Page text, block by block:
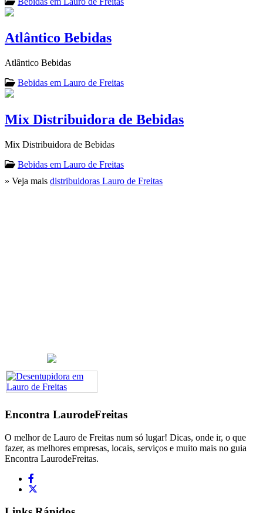
Atlântico Bebidas
Atlântico Bebidas
Bebidas em Lauro de Freitas
Mix Distribuidora de Bebidas
Mix Distribuidora de Bebidas
Bebidas em Lauro de Freitas
» Veja mais distribuidoras Lauro de Freitas
Encontra LaurodeFreitas
O melhor de Lauro de Freitas num só lugar! Dicas, onde ir, o que
fazer, as melhores empresas, locais, serviços e muito mais no guia
Encontra LaurodeFreitas.